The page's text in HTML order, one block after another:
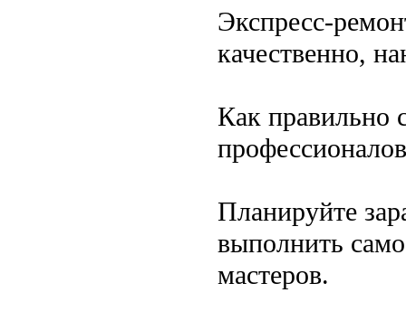
Экспресс-
качественно,
Как правильно
Планируйте
выполнить
мастеров.